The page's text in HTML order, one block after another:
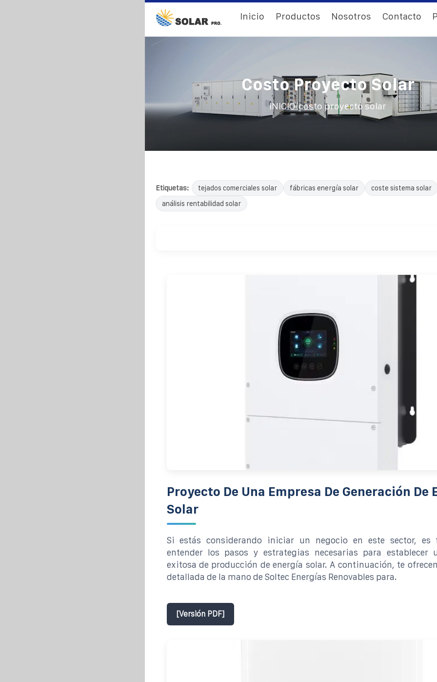
Inicio Productos Nosotros Contacto
Costo Proyecto Solar
INICIO/costo proyecto solar
Etiquetas: tejados comerciales solar fábricas energía solar
coste sistema solar
análisis rentabilidad solar
Proyecto De Una Empresa De Generación De
Solar
Si estás considerando iniciar un negocio en este sector, es
entender los pasos y estrategias necesarias para establecer
exitosa de producción de energía solar. A continuación, te
detallada de la mano de Soltec Energías Renovables para.
[Versión PDF]